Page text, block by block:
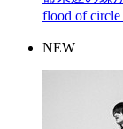
flood of circle
NEW